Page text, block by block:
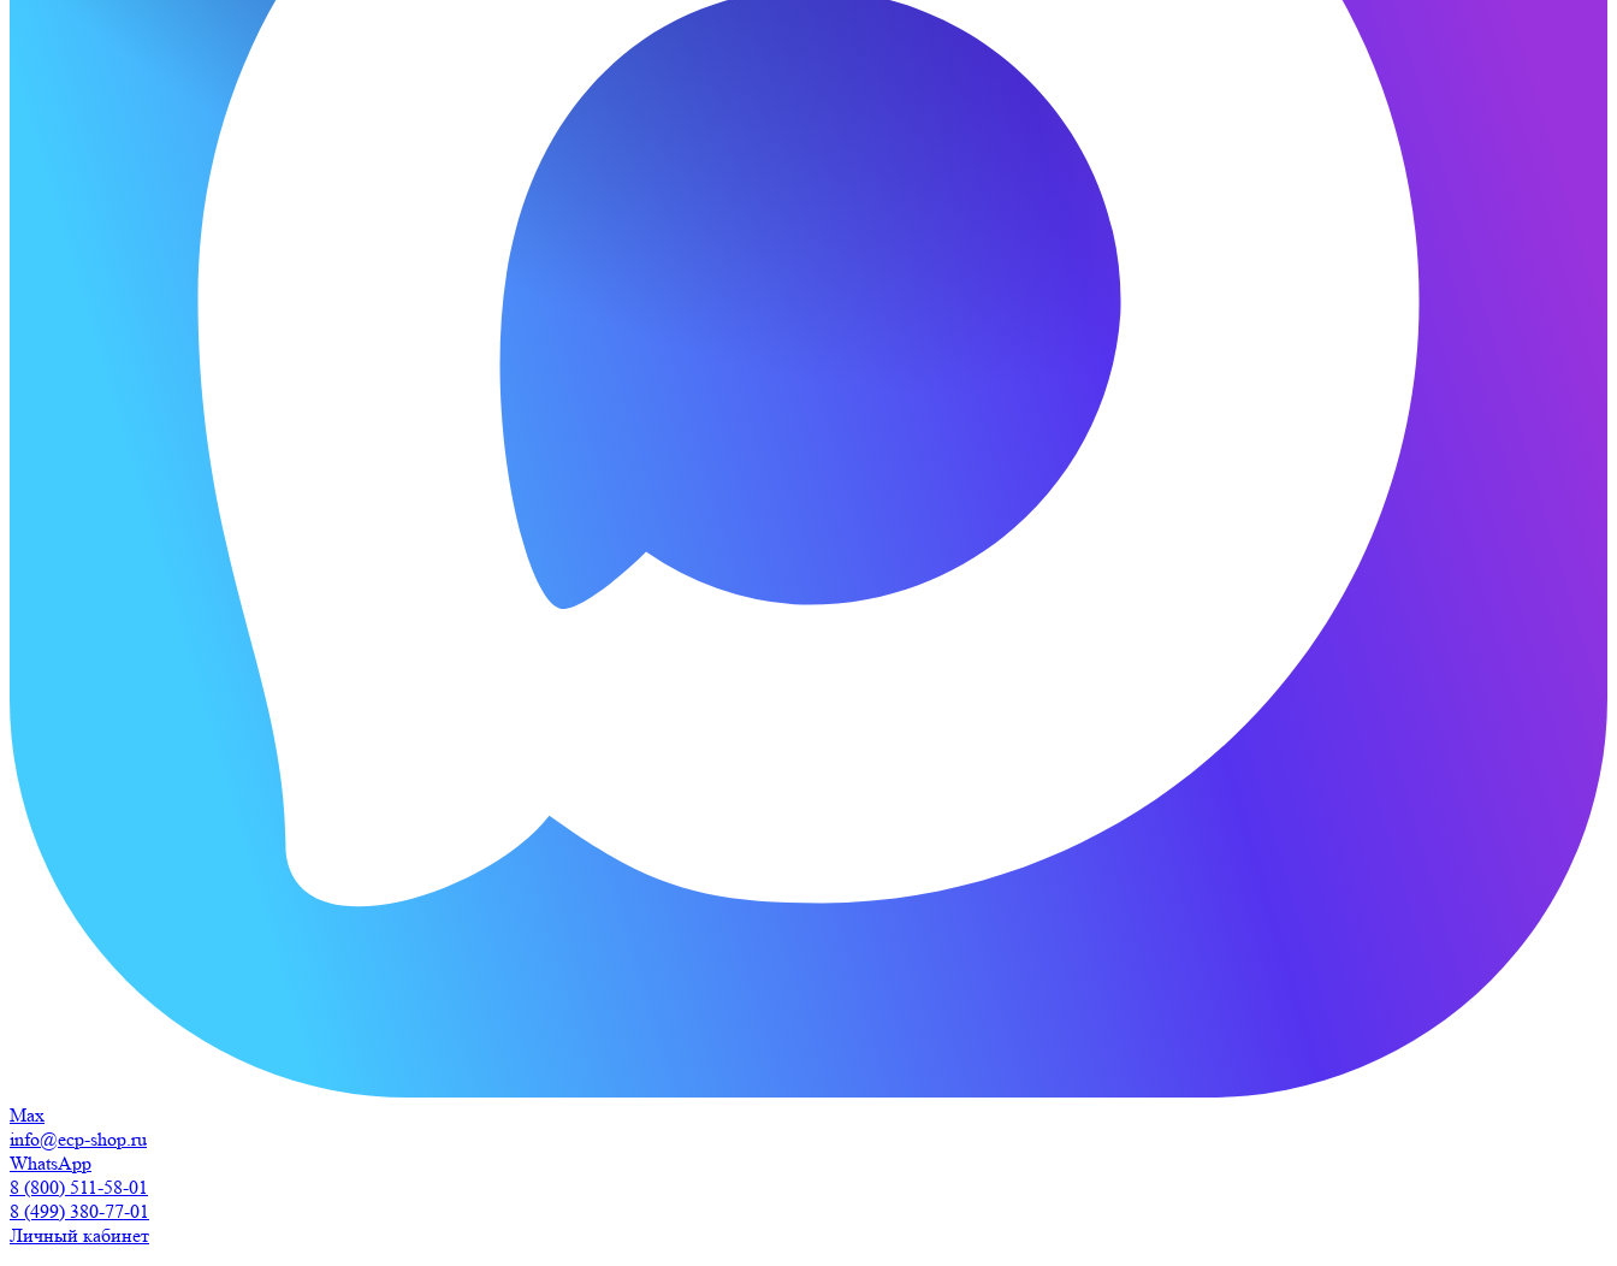
Max
info@ecp-shop.ru
WhatsApp
8 (800) 511-58-01
8 (499) 380-77-01
Личный кабинет